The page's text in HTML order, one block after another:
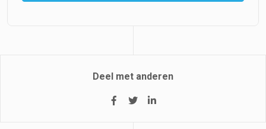
Deel met anderen